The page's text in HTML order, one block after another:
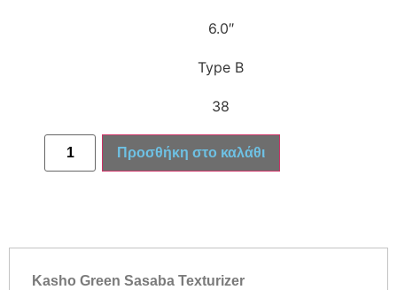
6.0″
Type B
38
Προσθήκη στο καλάθι
Kasho Green Sasaba Texturizer